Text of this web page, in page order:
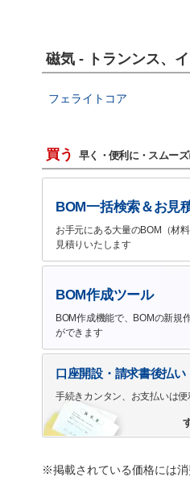
磁気 - トランンス、
フェライトコア
買う 早く・便利に・スムーズ
BOM一括検索＆お見
お手元にある大量のBOM（材
見積りいたします
BOM作成ツール
BOM作成機能で、BOMの新規
ができます
口座開設・請求書後払い
手続きカンタン、お支払いは
※掲載されている価格には消